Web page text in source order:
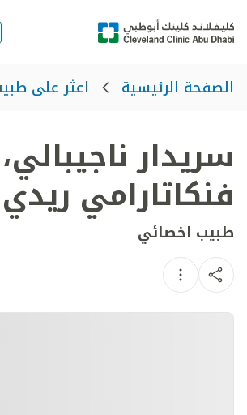
الصفحة الرئيسية اعثر على
سريدار ناجيبالي،
فنكاتارامي ريدي
طبيب اخصائي